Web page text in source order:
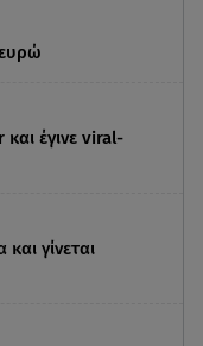
έγινε viral-
γίνεται